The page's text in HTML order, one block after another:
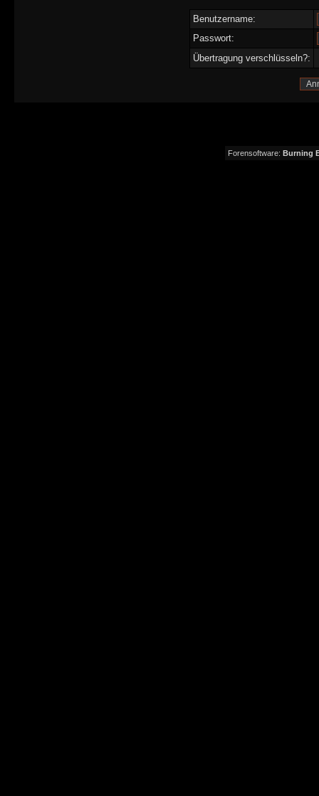
Benutzername:
Passwort:
Übertragung verschlüsseln?:
Forensoftware: Burning